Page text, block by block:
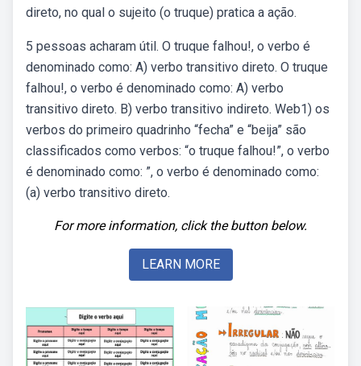
direto, no qual o sujeito (o truque) pratica a ação.
5 pessoas acharam útil. O truque falhou!, o verbo é
denominado como: A) verbo transitivo direto. O truque
falhou!, o verbo é denominado como: A) verbo
transitivo direto. B) verbo transitivo indireto. Web1) os
verbos do primeiro quadrinho “fecha” e “beija” são
classificados como verbos: “o truque falhou!”, o verbo
é denominado como: ”, o verbo é denominado como:
(a) verbo transitivo direto.
For more information, click the button below.
LEARN MORE